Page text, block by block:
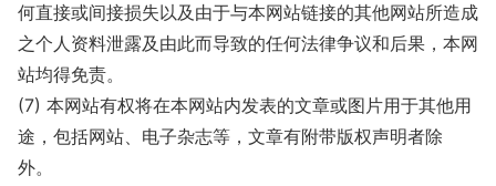
何直接或间接损失以及由于与本网站链接的其他网站所造成
之个人资料泄露及由此而导致的任何法律争议和后果，本网
站均得免责。
(7) 本网站有权将在本网站内发表的文章或图片用于其他用
途，包括网站、电子杂志等，文章有附带版权声明者除
外。